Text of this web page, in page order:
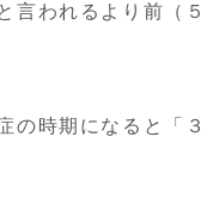
言われるより前（５
の時期になると「３